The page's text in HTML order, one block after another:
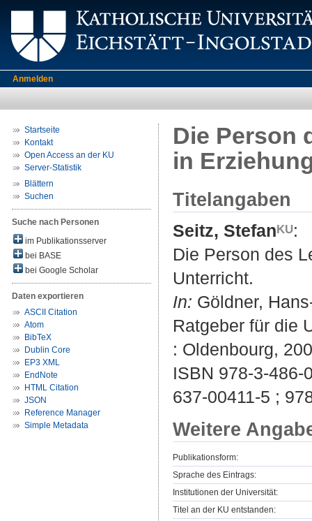
Anmelden
Startseite
Kontakt
Open Access an der KU
Server-Statistik
Blättern
Suchen
Suche nach Personen
im Publikationsserver
bei BASE
bei Google Scholar
Daten exportieren
ASCII Citation
Atom
BibTeX
Dublin Core
EP3 XML
EndNote
HTML Citation
JSON
Reference Manager
Simple Metadata
Die Person
in
Titelangaben
Seitz, Stefan
:
Die Person des
Unterricht.
In: Göldner,
Ratgeber für die
: Oldenbourg,
ISBN 978-3-486-
637-00411-5 ;
Weitere
Publikationsform:
Sprache des Eintrags:
Institutionen der Universität:
Titel an der KU entstanden: